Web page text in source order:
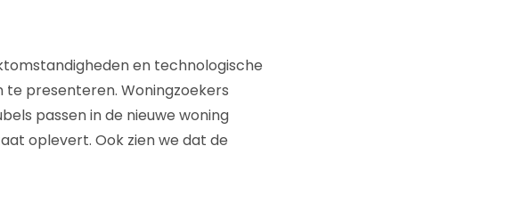
en technologische
presenteren. Woningzoekers
passen in de nieuwe woning
oplevert. Ook zien we dat de